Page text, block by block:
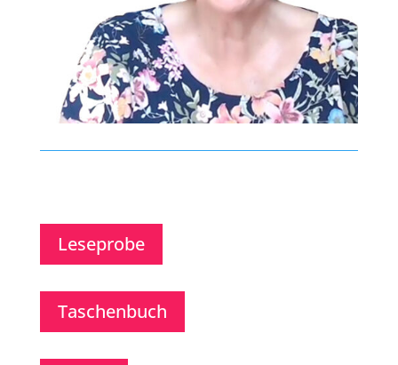
Leseprobe
Taschenbuch